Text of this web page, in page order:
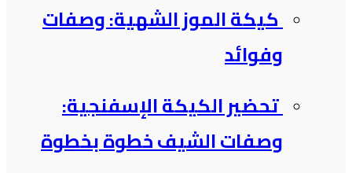
كيكة الموز الشهية: وصفات
وفوائد
تحضير الكيكة الإسفنجية:
وصفات الشيف خطوة بخطوة